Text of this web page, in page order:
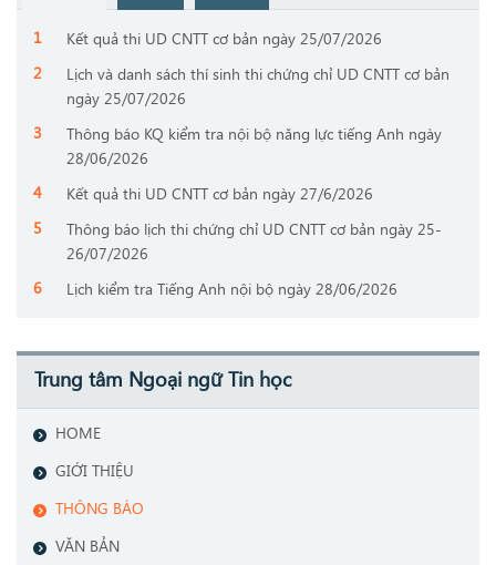
Kết quả thi UD CNTT cơ bản ngày 25/07/2026
Lịch và danh sách thí sinh thi chứng chỉ UD CNTT cơ bản
ngày 25/07/2026
Thông báo KQ kiểm tra nội bộ năng lực tiếng Anh ngày
28/06/2026
Kết quả thi UD CNTT cơ bản ngày 27/6/2026
Thông báo lịch thi chứng chỉ UD CNTT cơ bản ngày 25-
26/07/2026
Lịch kiểm tra Tiếng Anh nội bộ ngày 28/06/2026
Trung tâm Ngoại ngữ Tin học
HOME
GIỚI THIỆU
THÔNG BÁO
VĂN BẢN